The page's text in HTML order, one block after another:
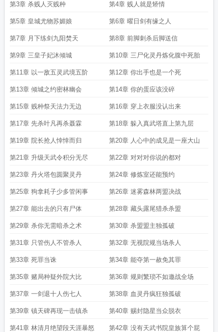
第3章 杀贱人灭贱种 第4章 贱人就是矫情
第5章 皇城尤物苏媚娘 第6章 曜日剑有缘之人
第7章 月下练剑九阳焚天 第8章 前脚刺杀后脚送信
第9章 三皇子妃沐倾城 第10章 三尸化灵丹炼化腹中死胎
第11章 以一敌五灵武境五阶 第12章 你出手也是一个死
第13章 倾城之约密林幽会 第14章 你的蛋应该没碎
第15章 贱种祭天法力无边 第16章 穿上衣服没认出来
第17章 先杀叶凡再杀聂霖 第18章 躲入真武塔直上第九层
第19章 院长抢人悻悻而归 第20章 人心中的成见是一座大山
第21章 升级天武令积分无尽 第22章 对对对你说的都对
第23章 丹火塔包圆聚灵丹 第24章 修炼室还能预约
第25章 狗拿耗子少多管闲事 第26章 迷雾森林两盟决战
第27章 能出去的只有尸体 第28章 藏头露尾猎杀杀盟
第29章 杀你无需暗杀之术 第30章 杀盟盟主独孤破
第31章 只管伤人不管杀人 第32章 无视院规当场杀人
第33章 死罪当诛 第34章 能夺第一赦免其罪
第35章 赌局种疑外院大比 第36章 规则繁琐不如邀战全场
第37章 一剑退十人伤七人 第38章 血灵丹疯狂独孤破
第39章 镇天碑再现一击镇杀 第40章 赐封隐星当众脱衣
第41章 林清月绝望段天涯暴怒 第42章 没有天武书院皇族算个屁